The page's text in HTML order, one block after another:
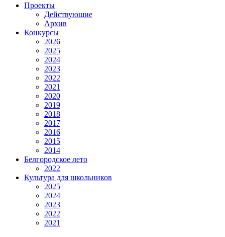
Проекты
Действующие
Архив
Конкурсы
2026
2025
2024
2023
2022
2021
2020
2019
2018
2017
2016
2015
2014
Белгородское лето
2022
Культура для школьников
2025
2024
2023
2022
2021